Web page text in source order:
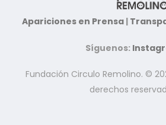
Apariciones en Prensa|
Síguenos:
Fundación Circulo Remolino. ©
derechos